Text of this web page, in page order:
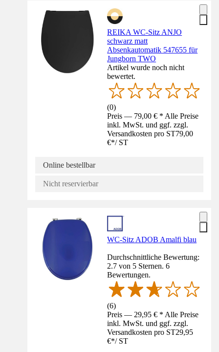
REIKA WC-Sitz ANJO
schwarz matt
Absenkautomatik 547655 für
Jungborn TWO
Artikel wurde noch nicht
bewertet.
(0)
Preis — 79,00 € * Alle Preise
inkl. MwSt. und ggf. zzgl.
Versandkosten pro ST79,00
€*/ ST
Online bestellbar
Nicht reservierbar
WC-Sitz ADOB Amalfi blau
Durchschnittliche Bewertung:
2.7 von 5 Sternen. 6
Bewertungen.
(6)
Preis — 29,95 € * Alle Preise
inkl. MwSt. und ggf. zzgl.
Versandkosten pro ST29,95
€*/ ST